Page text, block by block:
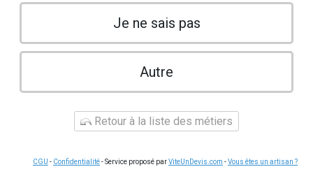
Je ne sais pas
Autre
Retour à la liste des métiers
CGU - Confidentialité- Service proposé parViteUnDevis.com -Vous êtes un artisan ?